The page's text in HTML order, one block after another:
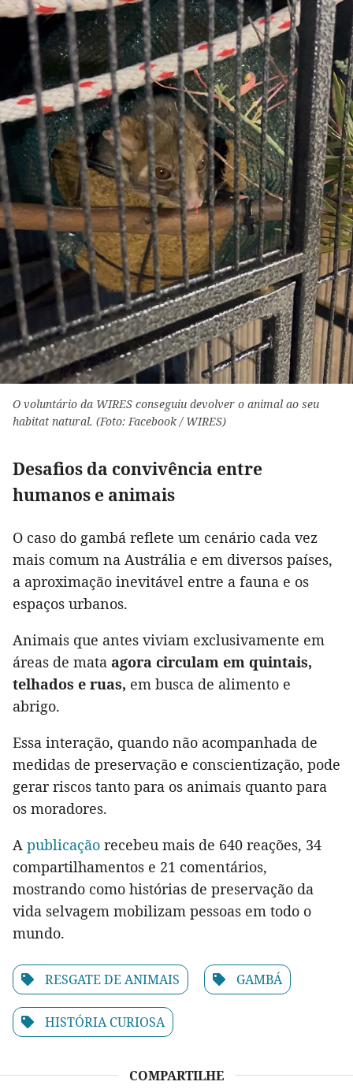
O voluntário da WIRES conseguiu devolver o animal ao seu
habitat natural. (Foto: Facebook / WIRES)
Desafios da convivência entre
humanos e animais
O caso do gambá reflete um cenário cada vez
mais comum na Austrália e em diversos países,
a aproximação inevitável entre a fauna e os
espaços urbanos.
Animais que antes viviam exclusivamente em
áreas de mata agora circulam em quintais,
telhados e ruas, em busca de alimento e
abrigo.
Essa interação, quando não acompanhada de
medidas de preservação e conscientização, pode
gerar riscos tanto para os animais quanto para
os moradores.
A publicação recebeu mais de 640 reações, 34
compartilhamentos e 21 comentários,
mostrando como histórias de preservação da
vida selvagem mobilizam pessoas em todo o
mundo.
RESGATE DE ANIMAIS GAMBÁ
HISTÓRIA CURIOSA
COMPARTILHE